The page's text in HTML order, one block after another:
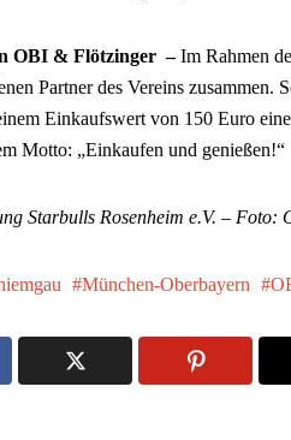
OBI & Flötzinger –Im Rahmen
Partner des Vereins zusammen.
Einkaufswert von 150 Euro
Motto: „Einkaufen und genießen!“
Starbulls Rosenheim e.V. – Foto:
München-Oberbayern